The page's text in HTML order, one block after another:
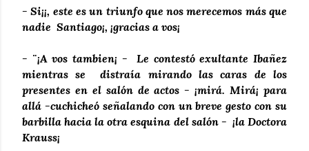
- Si¡¡, este es un triunfo que nos merecemos más que
nadie Santiago¡, ¡gracias a vos¡
- ¨¡A vos tambien¡ - Le contestó exultante Ibañez
mientras se distraía mirando las caras de los
presentes en el salón de actos - ¡mirá. Mirá¡ para
allá -cuchicheó señalando con un breve gesto con su
barbilla hacia la otra esquina del salón - ¡la Doctora
Krauss¡